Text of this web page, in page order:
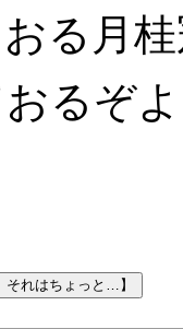
る月
るぞ